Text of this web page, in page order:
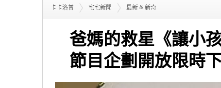
卡卡洛普 宅宅新聞 最新 & 新奇
爸媽的救星《讓小
節目企劃開放限時